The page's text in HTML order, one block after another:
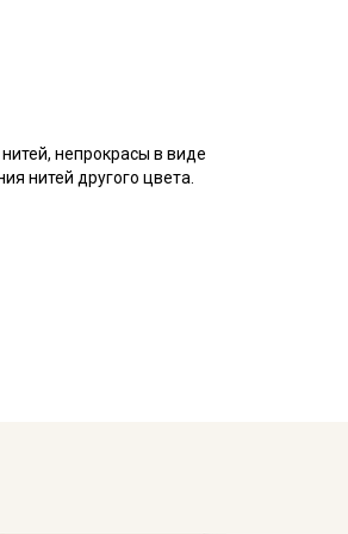
непрокрасы в виде
нитей другого цвета.